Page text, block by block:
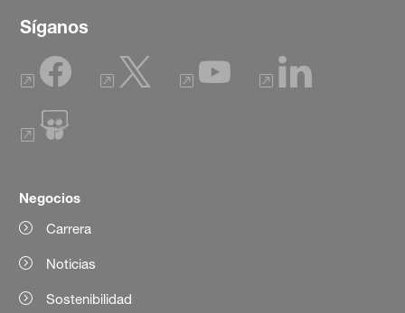
Síganos
Negocios
Carrera
Noticias
Sostenibilidad